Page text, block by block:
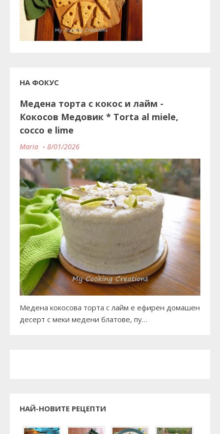
НА ФОКУС
Медена торта с кокос и лайм -
Кокосов Медовик * Torta al miele,
cocco e lime
Maria 8/01/2026
Медена кокосова торта с лайм е ефирен домашен
десерт с меки медени блатове, пу…
НАЙ-НОВИТЕ РЕЦЕПТИ